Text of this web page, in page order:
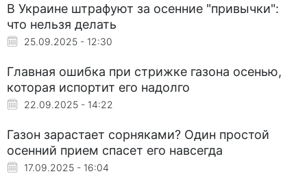
В Украине штрафуют за осенние "привычки":
что нельзя делать
25.09.2025 - 12:30
Главная ошибка при стрижке газона осенью,
которая испортит его надолго
22.09.2025 - 14:22
Газон зарастает сорняками? Один простой
осенний прием спасет его навсегда
17.09.2025 - 16:04